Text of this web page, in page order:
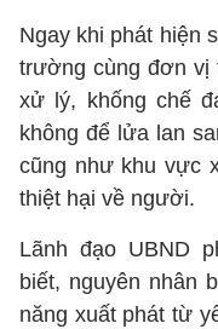
Ngay khi phát hiện
trường cùng đơn vị
xử lý, khống chế
không để lửa lan
cũng như khu vực
thiệt hại về người.
Lãnh đạo UBND
biết, nguyên nhân
năng xuất phát từ